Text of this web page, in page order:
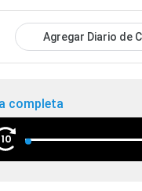
Agregar Diario de
completa
10